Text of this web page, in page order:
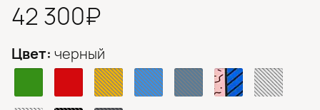
42 300₽
Цвет: черный